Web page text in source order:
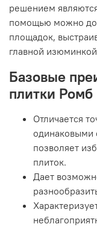
решением
помощью можно
площадок,
главной
Базовые
плитки
Отличается
одинаковыми
позволяет
плиток.
Дает